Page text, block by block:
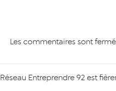
Les commentaires sont
Réseau Entreprendre 92 est